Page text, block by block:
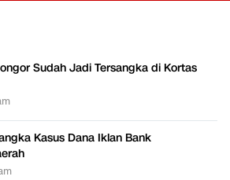
Sudah Jadi Tersangka di Kortas
Kasus Dana Iklan Bank